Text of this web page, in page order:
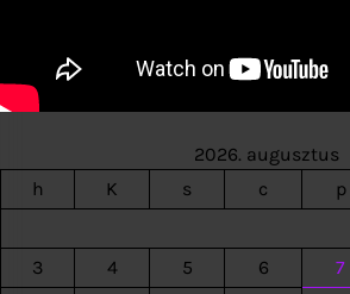
2026. augusztus
h
K s c p
3
4 5 6 7